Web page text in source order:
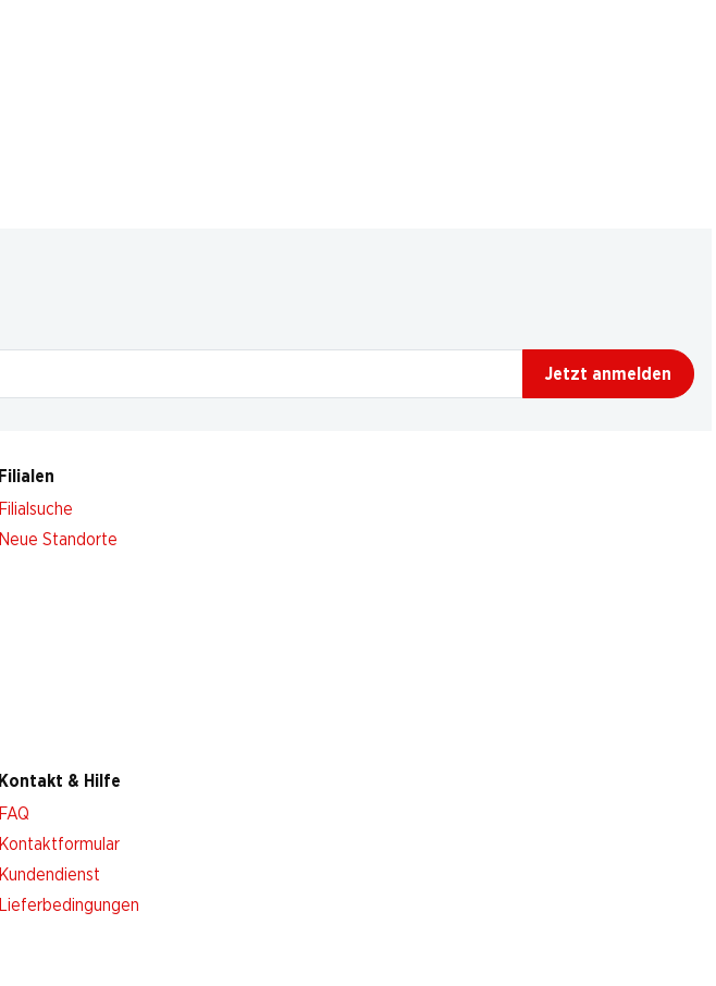
Jetzt anmelden
Filialen
Filialsuche
Neue Standorte
Kontakt & Hilfe
FAQ
Kontaktformular
Kundendienst
Lieferbedingungen